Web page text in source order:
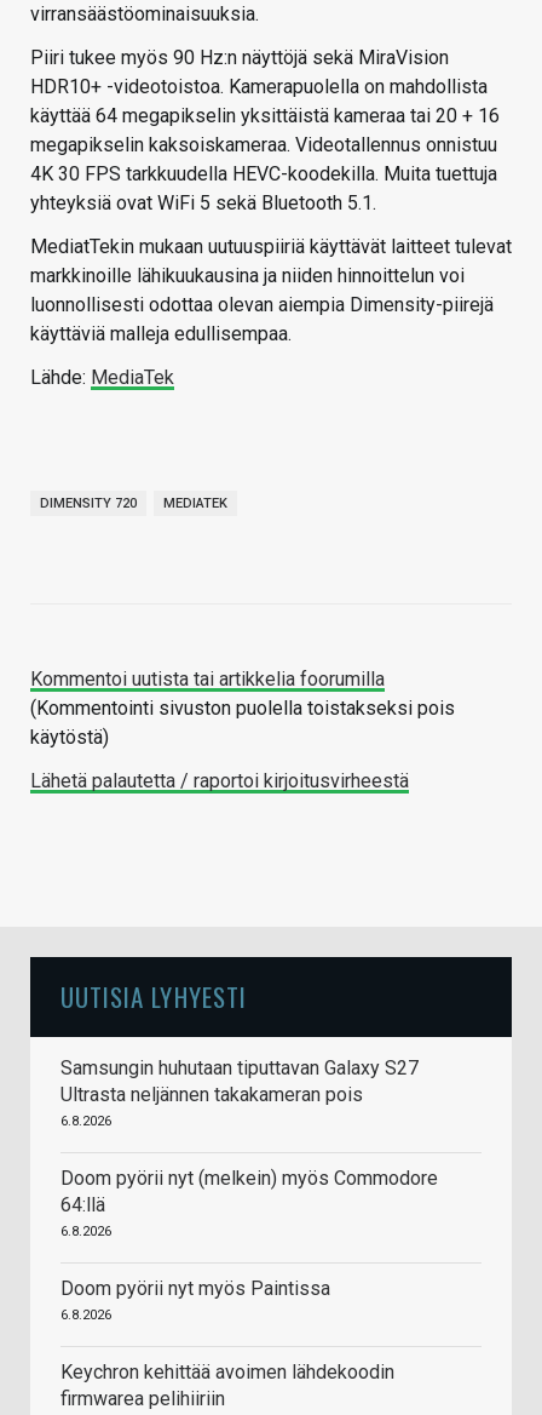
virransäästöominaisuuksia.
Piiri tukee myös 90 Hz:n näyttöjä sekä MiraVision
HDR10+ -videotoistoa. Kamerapuolella on mahdollista
käyttää 64 megapikselin yksittäistä kameraa tai 20 + 16
megapikselin kaksoiskameraa. Videotallennus onnistuu
4K 30 FPS tarkkuudella HEVC-koodekilla. Muita tuettuja
yhteyksiä ovat WiFi 5 sekä Bluetooth 5.1.
MediatTekin mukaan uutuuspiiriä käyttävät laitteet tulevat
markkinoille lähikuukausina ja niiden hinnoittelun voi
luonnollisesti odottaa olevan aiempia Dimensity-piirejä
käyttäviä malleja edullisempaa.
Lähde: MediaTek
DIMENSITY 720 MEDIATEK
Kommentoi uutista tai artikkelia foorumilla
(Kommentointi sivuston puolella toistakseksi pois
käytöstä)
Lähetä palautetta / raportoi kirjoitusvirheestä
UUTISIA LYHYESTI
Samsungin huhutaan tiputtavan Galaxy S27
Ultrasta neljännen takakameran pois
6.8.2026
Doom pyörii nyt (melkein) myös Commodore
64:llä
6.8.2026
Doom pyörii nyt myös Paintissa
6.8.2026
Keychron kehittää avoimen lähdekoodin
firmwarea pelihiiriin